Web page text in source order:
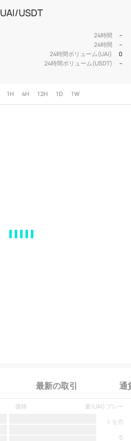
UAI/USDT
24時間
--
24時間
--
24時間ボリューム(UAI)
0
24時間ボリューム(USDT)
--
1H 4H 12H 1D 1W
最新の取引 通
価格
プレー
トを売
る
量(UAI)